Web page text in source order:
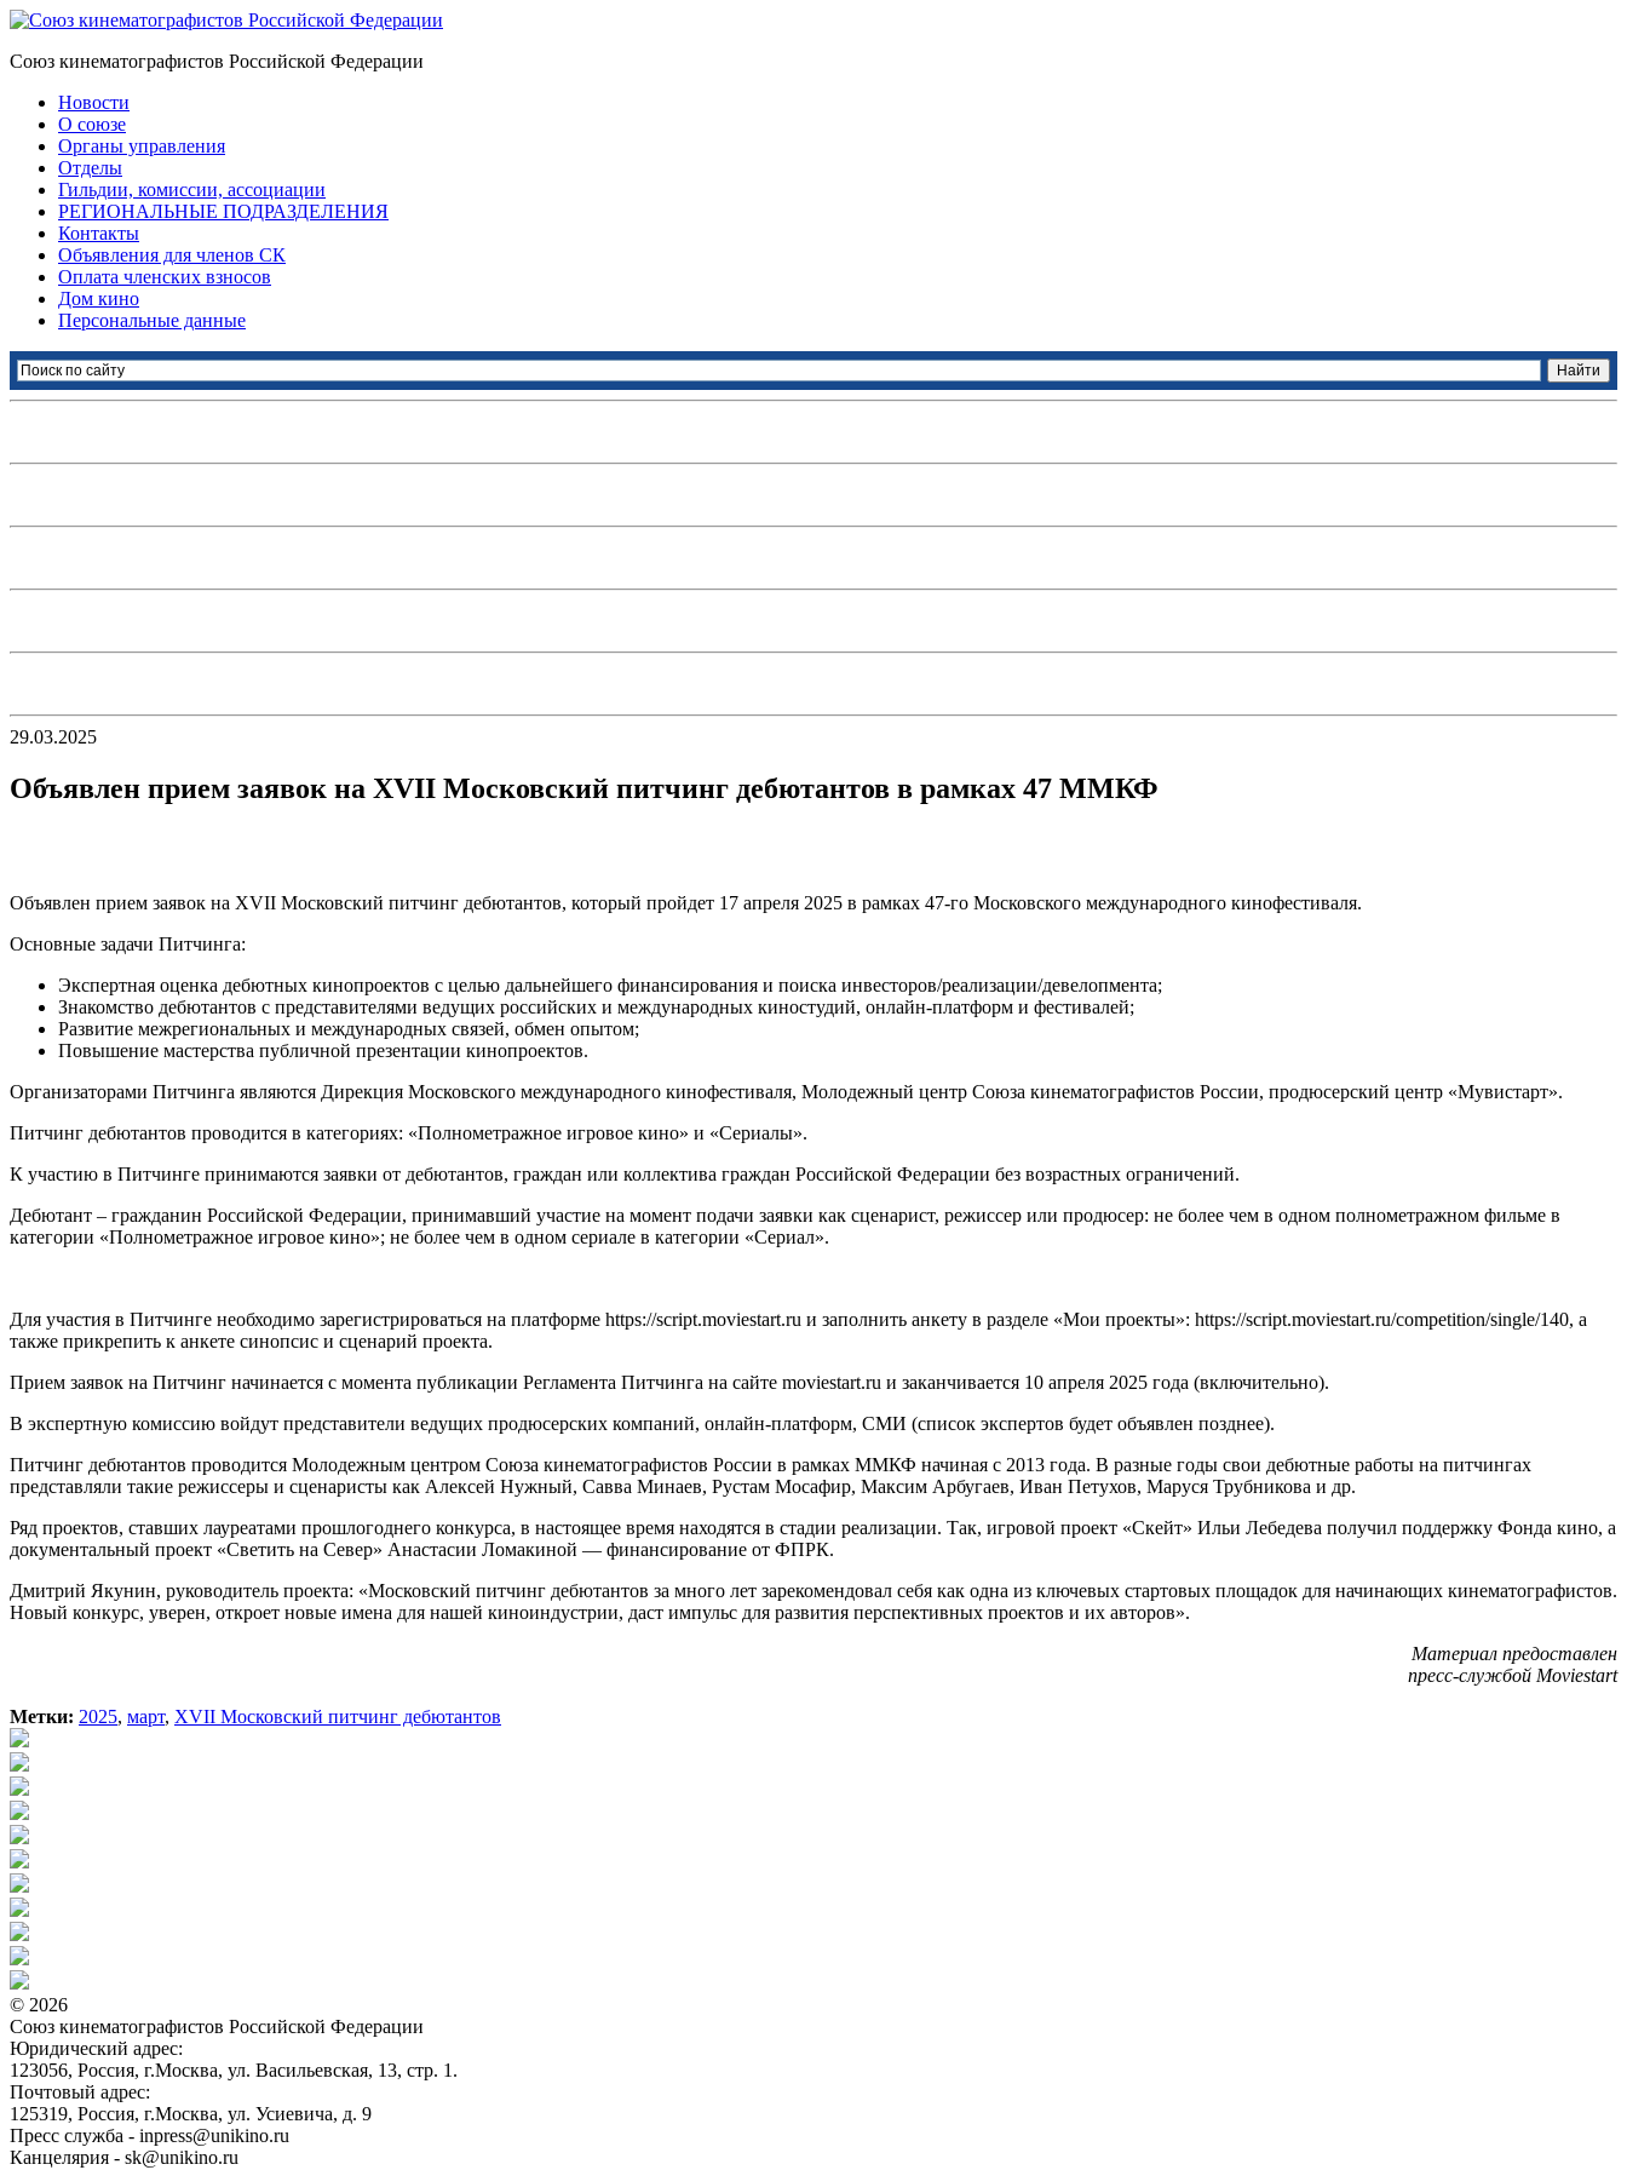
Союз кинематографистов Российской Федерации
Новости
О союзе
Органы управления
Отделы
Гильдии, комиссии, ассоциации
РЕГИОНАЛЬНЫЕ ПОДРАЗДЕЛЕНИЯ
Контакты
Объявления для членов СК
Оплата членских взносов
Дом кино
Персональные данные
29.03.2025
Объявлен прием заявок на ХVII Московский питчинг дебютантов в рамках 47 ММКФ
Объявлен прием заявок на ХVII Московский питчинг дебютантов, который пройдет 17 апреля 2025 в рамках 47-го Московского международного кинофестиваля.
Основные задачи Питчинга:
Экспертная оценка дебютных кинопроектов с целью дальнейшего финансирования и поиска инвесторов/реализации/девелопмента;
Знакомство дебютантов с представителями ведущих российских и международных киностудий, онлайн-платформ и фестивалей;
Развитие межрегиональных и международных связей, обмен опытом;
Повышение мастерства публичной презентации кинопроектов.
Организаторами Питчинга являются Дирекция Московского международного кинофестиваля, Молодежный центр Союза кинематографистов России, продюсерский центр «Мувистарт».
Питчинг дебютантов проводится в категориях: «Полнометражное игровое кино» и «Сериалы».
К участию в Питчинге принимаются заявки от дебютантов, граждан или коллектива граждан Российской Федерации без возрастных ограничений.
Дебютант – гражданин Российской Федерации, принимавший участие на момент подачи заявки как сценарист, режиссер или продюсер: не более чем в одном полнометражном фильме в
категории «Полнометражное игровое кино»; не более чем в одном сериале в категории «Сериал».
Для участия в Питчинге необходимо зарегистрироваться на платформе https://script.moviestart.ru и заполнить анкету в разделе «Мои проекты»: https://script.moviestart.ru/competition/single/140, а
также прикрепить к анкете синопсис и сценарий проекта.
Прием заявок на Питчинг начинается с момента публикации Регламента Питчинга на сайте moviestart.ru и заканчивается 10 апреля 2025 года (включительно).
В экспертную комиссию войдут представители ведущих продюсерских компаний, онлайн-платформ, СМИ (список экспертов будет объявлен позднее).
Питчинг дебютантов проводится Молодежным центром Союза кинематографистов России в рамках ММКФ начиная с 2013 года. В разные годы свои дебютные работы на питчингах
представляли такие режиссеры и сценаристы как Алексей Нужный, Савва Минаев, Рустам Мосафир, Максим Арбугаев, Иван Петухов, Маруся Трубникова и др.
Ряд проектов, ставших лауреатами прошлогоднего конкурса, в настоящее время находятся в стадии реализации. Так, игровой проект «Скейт» Ильи Лебедева получил поддержку Фонда кино, а
документальный проект «Светить на Север» Анастасии Ломакиной — финансирование от ФПРК.
Дмитрий Якунин, руководитель проекта: «Московский питчинг дебютантов за много лет зарекомендовал себя как одна из ключевых стартовых площадок для начинающих кинематографистов.
Новый конкурс, уверен, откроет новые имена для нашей киноиндустрии, даст импульс для развития перспективных проектов и их авторов».
Материал предоставлен
пресс-службой Moviestart
Метки: 2025, март, ХVII Московский питчинг дебютантов
© 2026
Союз кинематографистов Российской Федерации
Юридический адрес:
123056, Россия, г.Москва, ул. Васильевская, 13, стр. 1.
Почтовый адрес:
125319, Россия, г.Москва, ул. Усиевича, д. 9
Пресс служба - inpress@unikino.ru
Канцелярия - sk@unikino.ru